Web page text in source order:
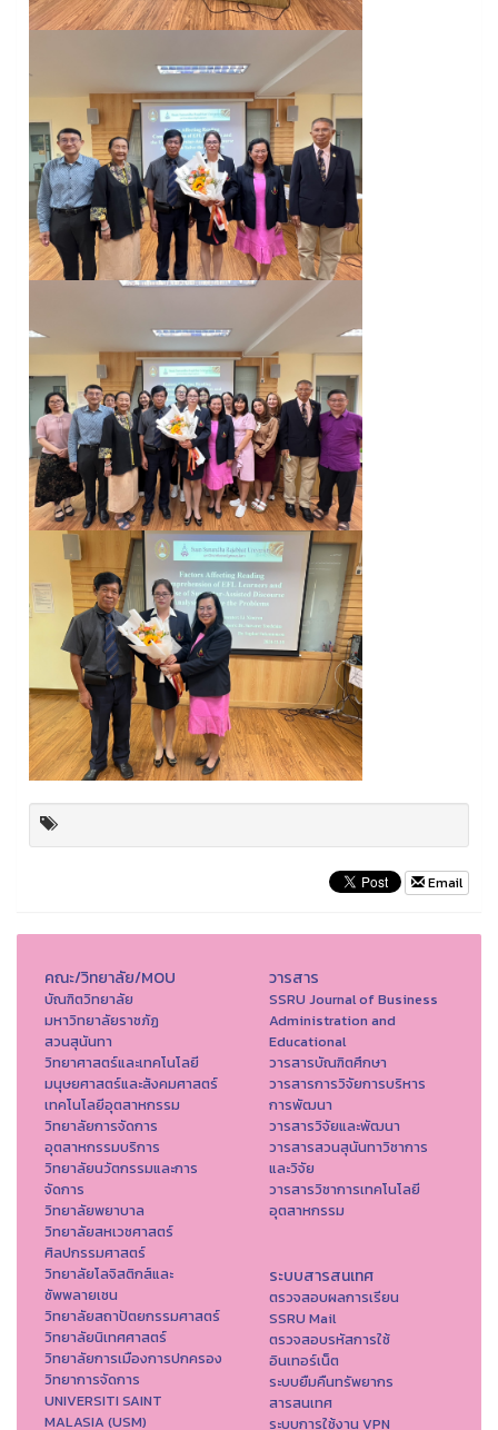
Email
คณะ/วิทยาลัย/MOU
บัณฑิตวิทยาลัย
มหาวิทยาลัยราชภัฏ
สวนสุนันทา
วิทยาศาสตร์และเทคโนโลยี
มนุษยศาสตร์และสังคมศาสตร์
เทคโนโลยีอุตสาหกรรม
วิทยาลัยการจัดการ
อุตสาหกรรมบริการ
วิทยาลัยนวัตกรรมและการ
จัดการ
วิทยาลัยพยาบาล
วิทยาลัยสหเวชศาสตร์
ศิลปกรรมศาสตร์
วิทยาลัยโลจิสติกส์และ
ซัพพลายเชน
วิทยาลัยสถาปัตยกรรมศาสตร์
วิทยาลัยนิเทศศาสตร์
วิทยาลัยการเมืองการปกครอง
วิทยาการจัดการ
UNIVERSITI SAINT
MALASIA (USM)
วารสาร
SSRU Journal of Business
Administration and
Educational
วารสารบัณฑิตศึกษา
วารสารการวิจัยการบริหาร
การพัฒนา
วารสารวิจัยและพัฒนา
วารสารสวนสุนันทาวิชาการ
และวิจัย
วารสารวิชาการเทคโนโลยี
อุตสาหกรรม
ระบบสารสนเทศ
ตรวจสอบผลการเรียน
SSRU Mail
ตรวจสอบรหัสการใช้
อินเทอร์เน็ต
ระบบยืมคืนทรัพยากร
สารสนเทศ
ระบบการใช้งาน VPN